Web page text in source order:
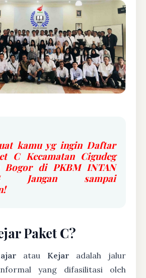
kamu yg ingin Daftar
C Kecamatan Cigudeg
Bogor di PKBM INTAN
Jangan sampai
Paket C?
atau Kejar adalah jalur
yang difasilitasi oleh